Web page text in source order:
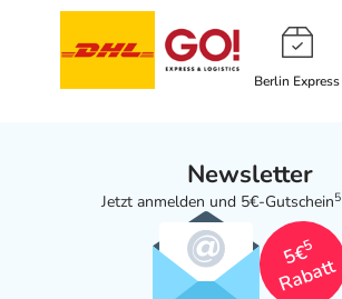
Berlin Express
Newsletter
Jetzt anmelden und 5€-Gutschein5
5€
5
Rabatt